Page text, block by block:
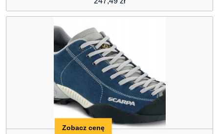
Zobacz cenę